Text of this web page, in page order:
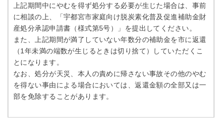
上記期間中にやむを得ず処分する必要が生じた場合は、事前
に相談の上、「宇都宮市家庭向け脱炭素化普及促進補助金財
産処分承認申請書（様式第5号）」を提出してください。
また、上記期間が満了していない年数分の補助金を市に返還
（1年未満の端数が生じるときは切り捨て）していただくこ
とになります。
なお、処分が天災、本人の責めに帰さない事故その他のやむ
を得ない事由による場合においては、返還金額の全部又は一
部を免除することがあります。